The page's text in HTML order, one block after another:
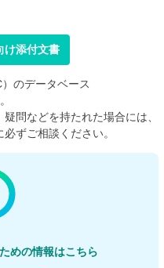
け添付文書
のデータベース
問などを持たれた場合には、
ずご相談ください。
めの情報はこちら